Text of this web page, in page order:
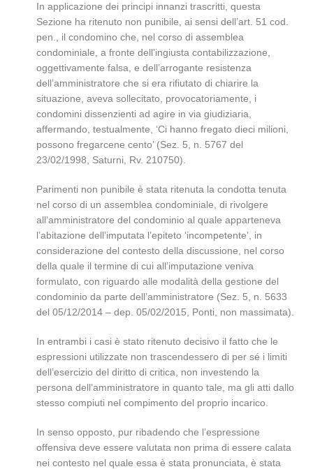
In applicazione dei principi innanzi trascritti, questa
Sezione ha ritenuto non punibile, ai sensi dell’art. 51 cod.
pen., il condomino che, nel corso di assemblea
condominiale, a fronte dell’ingiusta contabilizzazione,
oggettivamente falsa, e dell’arrogante resistenza
dell’amministratore che si era rifiutato di chiarire la
situazione, aveva sollecitato, provocatoriamente, i
condomini dissenzienti ad agire in via giudiziaria,
affermando, testualmente, ‘Ci hanno fregato dieci milioni,
possono fregarcene cento’ (Sez. 5, n. 5767 del
23/02/1998, Saturni, Rv. 210750).
Parimenti non punibile è stata ritenuta la condotta tenuta
nel corso di un assemblea condominiale, di rivolgere
all’amministratore del condominio al quale apparteneva
l’abitazione dell’imputata l’epiteto ‘incompetente’, in
considerazione del contesto della discussione, nel corso
della quale il termine di cui all’imputazione veniva
formulato, con riguardo alle modalità della gestione del
condominio da parte dell’amministratore (Sez. 5, n. 5633
del 05/12/2014 – dep. 05/02/2015, Ponti, non massimata).
In entrambi i casi è stato ritenuto decisivo il fatto che le
espressioni utilizzate non trascendessero di per sé i limiti
dell’esercizio del diritto di critica, non investendo la
persona dell’amministratore in quanto tale, ma gli atti dallo
stesso compiuti nel compimento del proprio incarico.
In senso opposto, pur ribadendo che l’espressione
offensiva deve essere valutata non prima di essere calata
nei contesto nel quale essa è stata pronunciata, è stata